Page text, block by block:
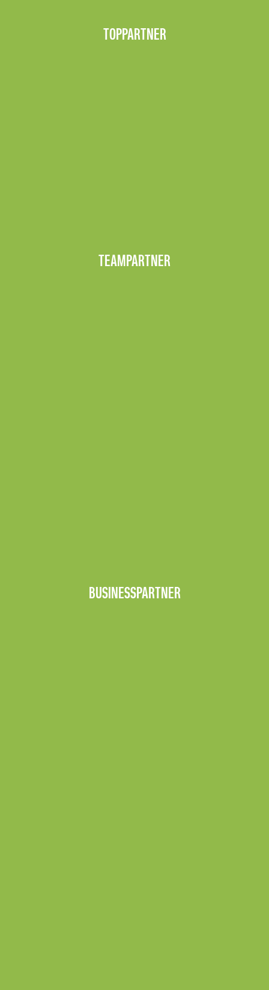
TOPPARTNER
TEAMPARTNER
BUSINESSPARTNER